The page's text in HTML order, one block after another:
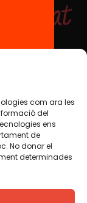
com ara les
del
ens
de
No donar el
determinades
Por eso